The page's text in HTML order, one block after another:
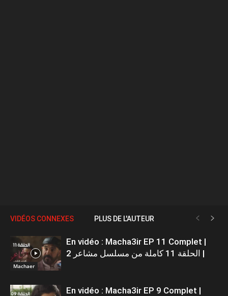
VIDÉOS CONNEXES PLUS DE L'AUTEUR
Machaer
En vidéo : Macha3ir EP 11 Complet |
الحلقة 11 كاملة من مسلسل مشاعر 2 |
En vidéo : Macha3ir EP 9 Complet |